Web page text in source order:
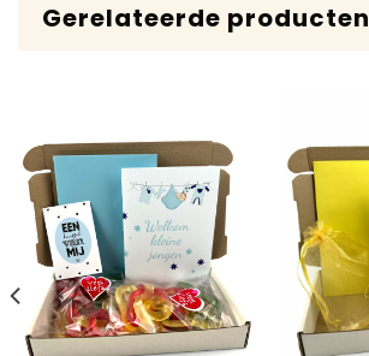
Gerelateerde producten